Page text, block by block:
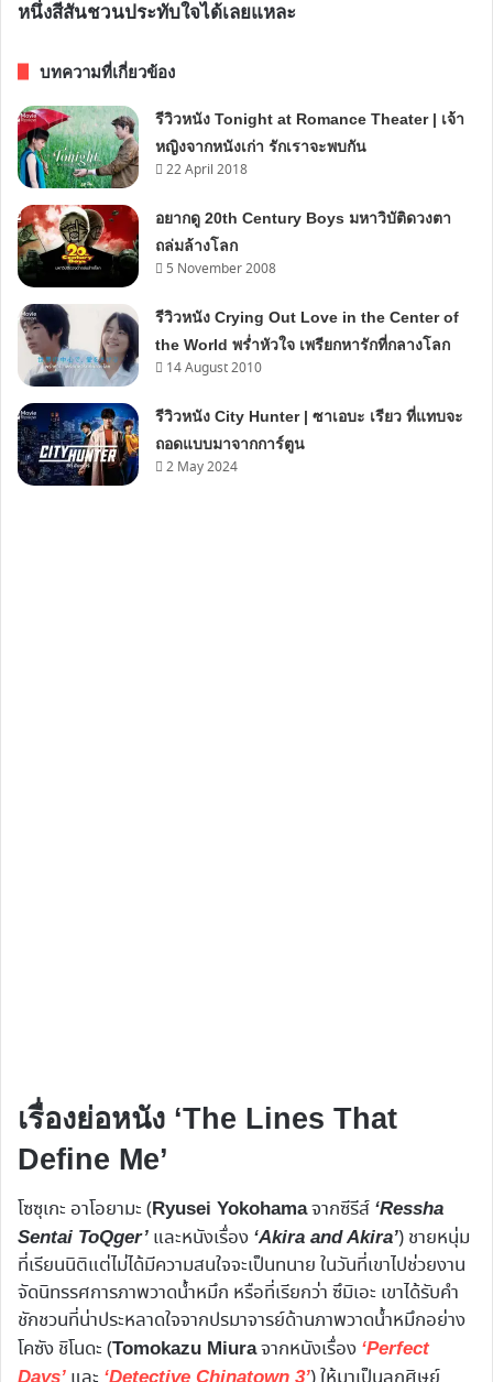
หนึ่งสีสันชวนประทับใจได้เลยแหละ
บทความที่เกี่ยวข้อง
รีวิวหนัง Tonight at Romance Theater | เจ้า
หญิงจากหนังเก่า รักเราจะพบกัน
22 April 2018
อยากดู 20th Century Boys มหาวิบัติดวงตา
ถล่มล้างโลก
5 November 2008
รีวิวหนัง Crying Out Love in the Center of
the World พร่ำหัวใจ เพรียกหารักที่กลางโลก
14 August 2010
รีวิวหนัง City Hunter | ซาเอบะ เรียว ที่แทบจะ
ถอดแบบมาจากการ์ตูน
2 May 2024
เรื่องย่อหนัง ‘The Lines That
Define Me’
โซซุเกะ อาโอยามะ (Ryusei Yokohamaจากซีรีส์ ‘Ressha
Sentai ToQger’ และหนังเรื่อง ‘Akira and Akira’) ชายหนุ่ม
ที่เรียนนิติแต่ไม่ได้มีความสนใจจะเป็นทนาย ในวันที่เขาไปช่วยงาน
จัดนิทรรศการภาพวาดน้ำหมึก หรือที่เรียกว่า ซึมิเอะ เขาได้รับคำ
ชักชวนที่น่าประหลาดใจจากปรมาจารย์ด้านภาพวาดน้ำหมึกอย่าง
โคซัง ชิโนดะ (Tomokazu Miuraจากหนังเรื่อง ‘Perfect
Days’
‘Detective Chinatown 3’